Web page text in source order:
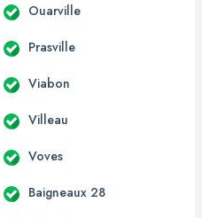
Ouarville
Prasville
Viabon
Villeau
Voves
Baigneaux 28